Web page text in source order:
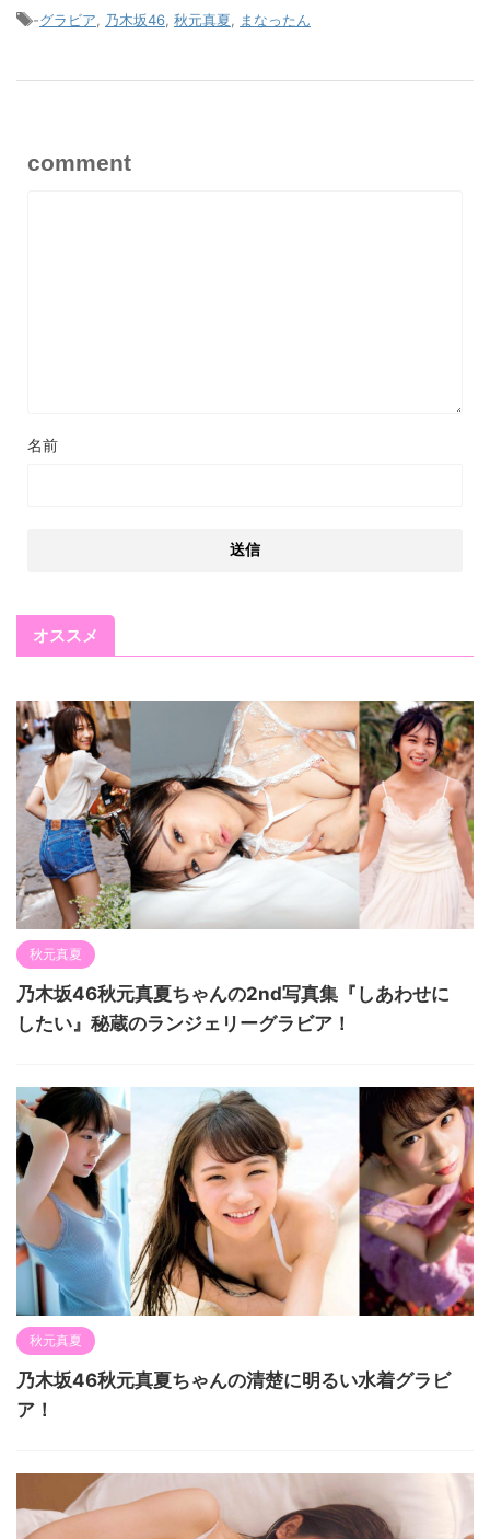
-グラビア 乃木坂46 秋元真夏 まなったん
comment
名前
オススメ
秋元真夏
乃木坂46秋元真夏ちゃんの2nd写真集『しあわせに
したい』秘蔵のランジェリーグラビア！
秋元真夏
乃木坂46秋元真夏ちゃんの清楚に明るい水着グラビ
ア！